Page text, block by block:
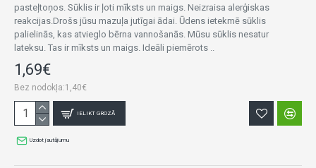
pasteļtoņos. Sūklis ir ļoti mīksts un maigs. Neizraisa alerģiskas
reakcijas.Drošs jūsu mazuļa jutīgai ādai. Ūdens ietekmē sūklis
palielinās, kas atvieglo bērna vannošanās. Mūsu sūklis nesatur
lateksu. Tas ir mīksts un maigs. Ideāli piemērots ..
1,69€
Bez nodokļa:1,40€
IELIKT GROZĀ
Uzdot jautājumu